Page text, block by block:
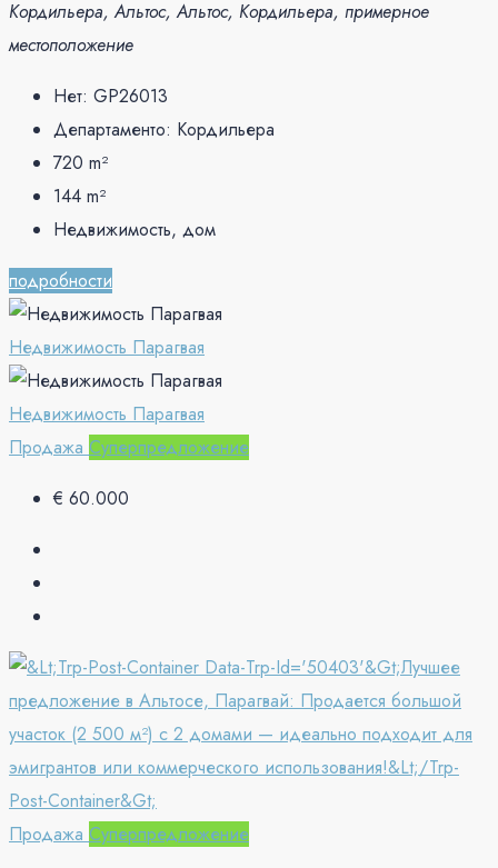
Кордильера, Альтос, Альтос, Кордильера, примерное
местоположение
Нет: GP26013
Департаменто: Кордильера
720 m²
144 m²
Недвижимость, дом
подробности
Недвижимость Парагвая
Недвижимость Парагвая
Продажа Суперпредложение
€ 60.000
Продажа Суперпредложение